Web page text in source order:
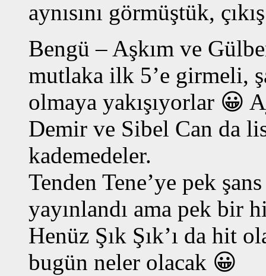
aynısını görmüştük,
Bengü – Aşkım ve
mutlaka ilk 5’e girmeli,
olmaya yakışıyorlar 😀
Demir ve Sibel Can da
kademedeler.
Tenden Tene’ye pek
yayınlandı ama pek bir
Henüz Şık Şık’ı da hit
bugün neler olacak 😀